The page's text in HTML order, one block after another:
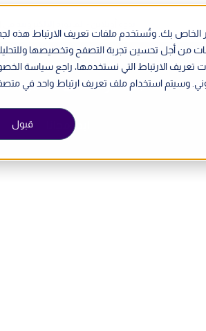
الخاص بك. وتُستخدم ملفات تعريف الارتباط
من أجل تحسين تجربة التصفح وتخصيصها
تعريف الارتباط التي نستخدمها، راجع سياسة
وسيتم استخدام ملف تعريف ارتباط واحد في
قبول
الأسعار حدد موعد
ابدأ مجانا